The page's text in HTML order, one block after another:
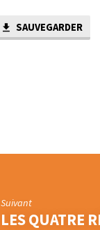
SAUVEGARDER
Suivant
LES QUATRE